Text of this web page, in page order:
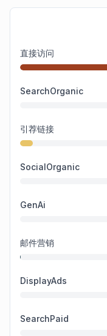
直接访问
SearchOrganic
引荐链接
SocialOrganic
GenAi
邮件营销
DisplayAds
SearchPaid